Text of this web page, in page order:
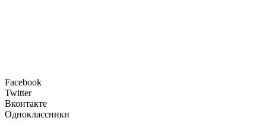
Facebook
Twitter
Вконтакте
Одноклассники